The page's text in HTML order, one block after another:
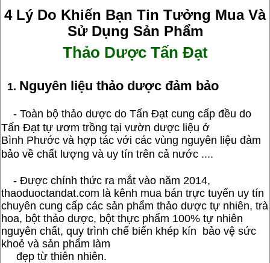
4 Lý Do Khiến Bạn Tin Tưởng Mua Và
Sử Dụng Sản Phẩm
Thảo Dược Tấn Đạt
1. Nguyên liệu thảo dược đảm bảo
- Toàn bộ thảo dược do Tấn Đạt cung cấp đều do
Tấn Đạt tự ươm trồng tại vườn dược liệu ở
Bình Phước và hợp tác với các vùng nguyên liệu đảm
bảo về chất lượng và uy tín trên cả nước ....
- Được chính thức ra mắt vào năm 2014,
thaoduoctandat.com là kênh mua bán trực tuyến uy tín
chuyên cung cấp các sản phẩm thảo dược tự nhiên, trà
hoa, bột thảo dược, bột thực phẩm 100% tự nhiên
nguyên chất, quy trình chế biến khép kín bảo vệ sức
khoẻ và sản phẩm làm
đẹp từ thiên nhiên.